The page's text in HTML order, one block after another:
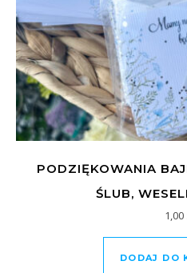
PODZIĘKOWANIA
ŚLUB,
1,00
DODAJ DO